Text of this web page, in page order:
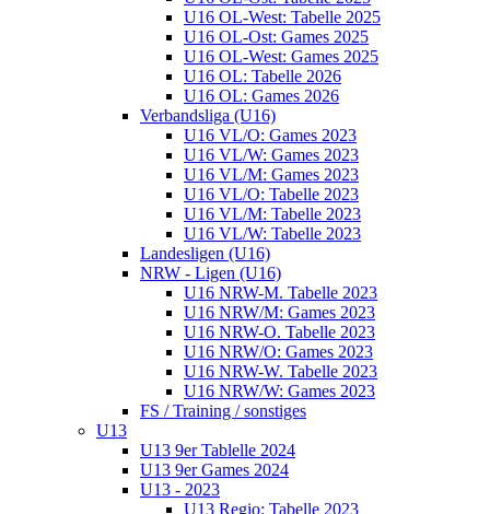
U16 OL-West: Tabelle 2025
U16 OL-Ost: Games 2025
U16 OL-West: Games 2025
U16 OL: Tabelle 2026
U16 OL: Games 2026
Verbandsliga (U16)
U16 VL/O: Games 2023
U16 VL/W: Games 2023
U16 VL/M: Games 2023
U16 VL/O: Tabelle 2023
U16 VL/M: Tabelle 2023
U16 VL/W: Tabelle 2023
Landesligen (U16)
NRW - Ligen (U16)
U16 NRW-M. Tabelle 2023
U16 NRW/M: Games 2023
U16 NRW-O. Tabelle 2023
U16 NRW/O: Games 2023
U16 NRW-W. Tabelle 2023
U16 NRW/W: Games 2023
FS / Training / sonstiges
U13
U13 9er Tablelle 2024
U13 9er Games 2024
U13 - 2023
U13 Regio: Tabelle 2023